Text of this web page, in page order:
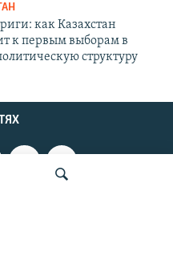
как Казахстан
к первым выборам в
структуру